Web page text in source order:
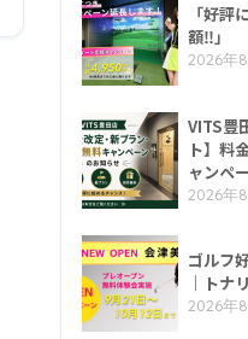
「好評
額‼」
2026年
VITS豊
ト】料
ャンペ
2026年
ゴルフ
｜トナ
2026年